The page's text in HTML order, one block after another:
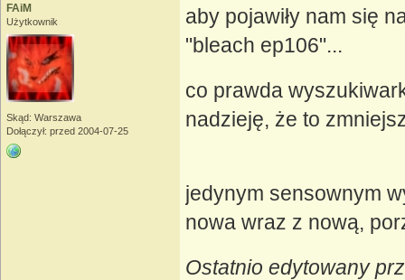
FAiM
Użytkownik
Skąd: Warszawa
Dołączył: przed 2004-07-25
aby pojawiły nam się
"bleach ep106"...
co prawda
nadzieję, że to
jedynym sensownym
nowa wraz z nową,
Ostatnio edytowany